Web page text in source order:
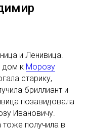
и Ленивица.
дом к Морозу
старику,
бриллиант и
позавидовала
Ивановичу.
тоже получила в